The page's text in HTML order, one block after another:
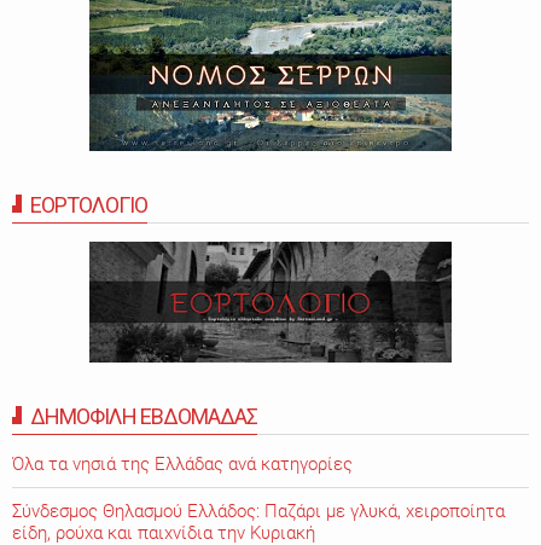
ΕΟΡΤΟΛΟΓΙΟ
ΔΗΜΟΦΙΛΗ ΕΒΔΟΜΑΔΑΣ
Όλα τα νησιά της Ελλάδας ανά κατηγορίες
Σύνδεσμος Θηλασμού Ελλάδος: Παζάρι με γλυκά, χειροποίητα
είδη, ρούχα και παιχνίδια την Κυριακή